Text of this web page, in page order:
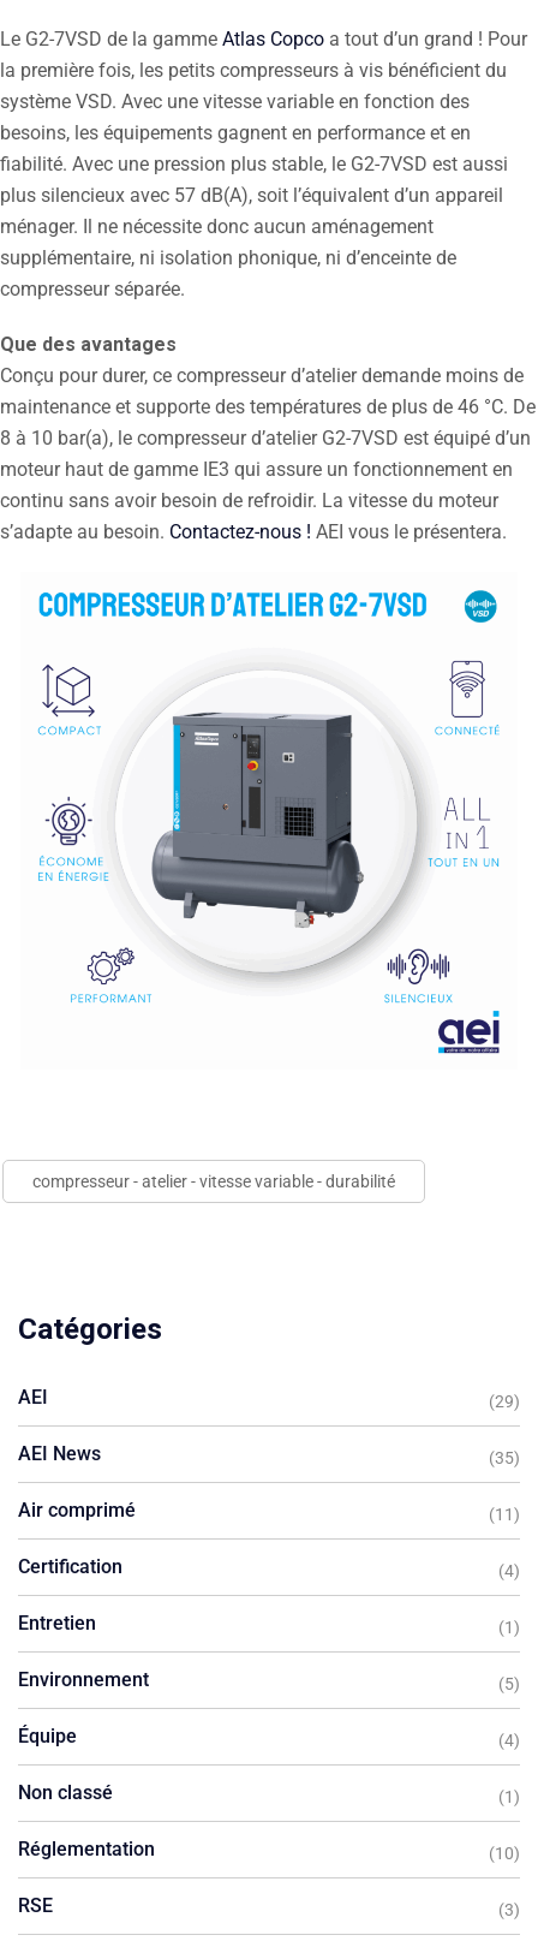
Le G2-7VSD de la gamme Atlas Copco a tout d’un grand ! Pour
la première fois, les petits compresseurs à vis bénéficient du
système VSD. Avec une vitesse variable en fonction des
besoins, les équipements gagnent en performance et en
fiabilité. Avec une pression plus stable, le G2-7VSD est aussi
plus silencieux avec 57 dB(A), soit l’équivalent d’un appareil
ménager. Il ne nécessite donc aucun aménagement
supplémentaire, ni isolation phonique, ni d’enceinte de
compresseur séparée.
Que des avantages
Conçu pour durer, ce compresseur d’atelier demande moins de
maintenance et supporte des températures de plus de 46 °C. De
8 à 10 bar(a), le compresseur d’atelier G2-7VSD est équipé d’un
moteur haut de gamme IE3 qui assure un fonctionnement en
continu sans avoir besoin de refroidir. La vitesse du moteur
s’adapte au besoin. Contactez-nous ! AEI vous le présentera.
compresseur - atelier - vitesse variable - durabilité
Catégories
AEI (29)
AEI News (35)
Air comprimé (11)
Certification (4)
Entretien (1)
Environnement (5)
Équipe (4)
Non classé (1)
Réglementation (10)
RSE (3)